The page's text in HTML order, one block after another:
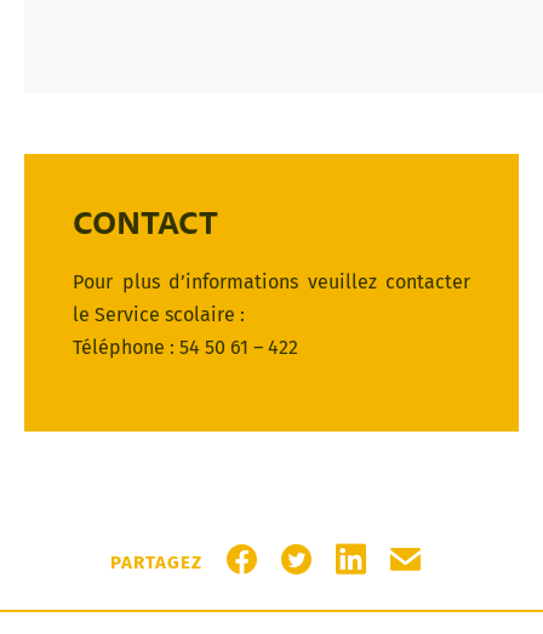
CONTACT
Pour plus d’informations veuillez contacter
le Service scolaire :
Téléphone : 54 50 61 – 422
PARTAGEZ
PARTAGER SUR FACEBOOK
PARTAGER SUR TWITTER
PARTAGER SUR
PARTAGER